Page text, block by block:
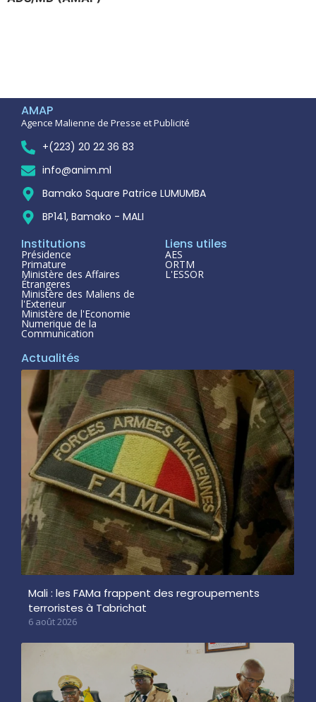
AMAP
Agence Malienne de Presse et Publicité
+(223) 20 22 36 83
info@anim.ml
Bamako Square Patrice LUMUMBA
BP141, Bamako - MALI
Institutions
Présidence
Primature
Ministère des Affaires
Étrangeres
Ministère des Maliens de
l'Exterieur
Ministère de l'Economie
Numerique de la
Communication
Liens utiles
AES
ORTM
L'ESSOR
Actualités
Mali : les FAMa frappent des regroupements
terroristes à Tabrichat
6 août 2026